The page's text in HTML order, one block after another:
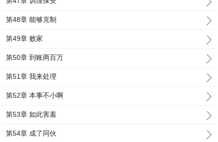
第48章 能够克制
第49章 败家
第50章 到账两百万
第51章 我来处理
第52章 本事不小啊
第53章 如此害羞
第54章 成了同伙